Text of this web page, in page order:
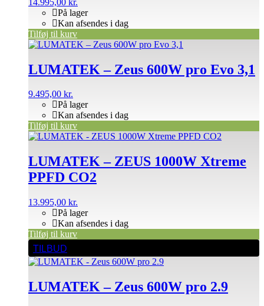
På lager
Kan afsendes i dag
Tilføj til kurv
LUMATEK – Zeus 600W pro Evo 3,1
9.495,00 kr.
På lager
Kan afsendes i dag
Tilføj til kurv
LUMATEK – ZEUS 1000W Xtreme
PPFD CO2
13.995,00 kr.
På lager
Kan afsendes i dag
Tilføj til kurv
TILBUD
LUMATEK – Zeus 600W pro 2.9